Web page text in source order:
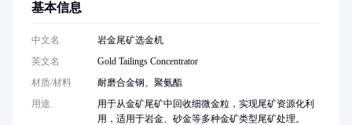
基本信息
中文名
岩金尾矿选金机
英文名
Gold Tailings Concentrator
材质/材料
耐磨合金钢、聚氨酯
用途
用于从金矿尾矿中回收细微金粒，实现尾矿资源化利
用，适用于岩金、砂金等多种金矿类型尾矿处理。